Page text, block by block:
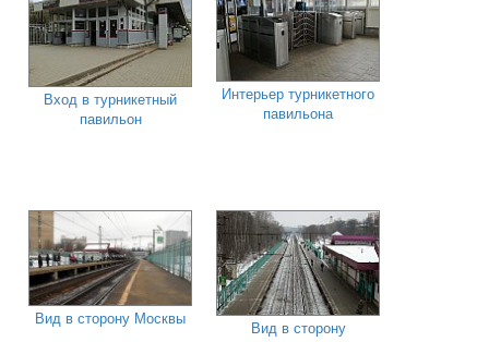
Вход в турникетный
павильон
Интерьер турникетного
павильона
Вид в сторону Москвы
Вид в сторону